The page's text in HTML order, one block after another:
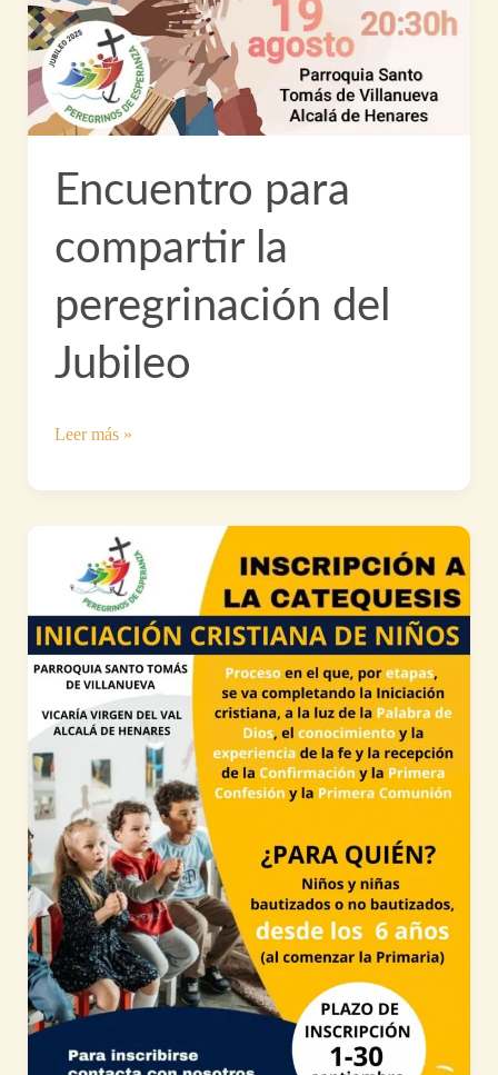
Encuentro para
compartir la
peregrinación del
Jubileo
Encuentro
compartir
peregrinación
Jubileo
Leer más »